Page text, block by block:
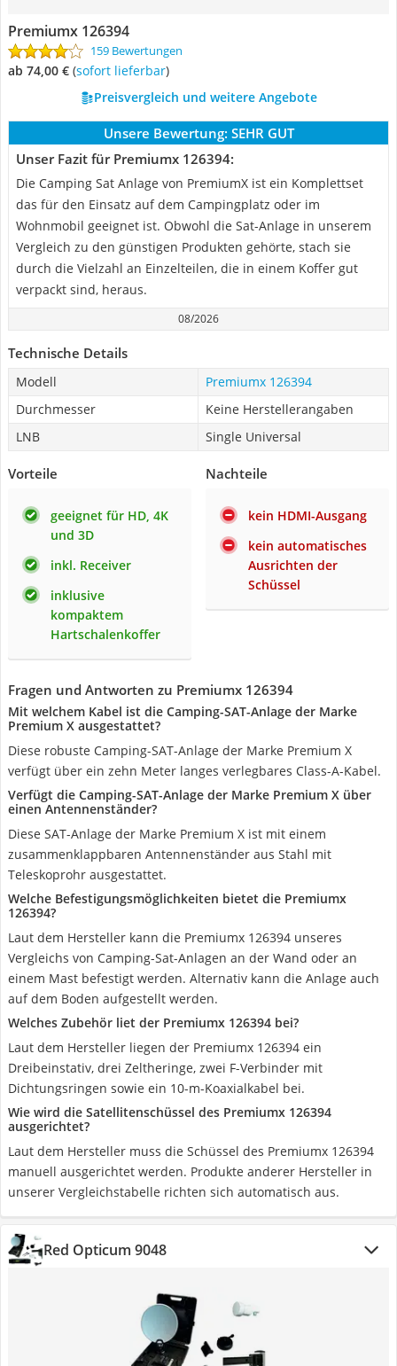
Premiumx 126394
159 Bewertungen
ab 74,00 € ( Sofort lieferbar)
Preisvergleich und weitere Angebote
Unsere Bewertung: SEHR GUT
Unser Fazit für Premiumx 126394:
Die Camping Sat Anlage von PremiumX ist ein Komplettset
das für den Einsatz auf dem Campingplatz oder im
Wohnmobil geeignet ist. Obwohl die Sat-Anlage in unserem
Vergleich zu den günstigen Produkten gehörte, stach sie
durch die Vielzahl an Einzelteilen, die in einem Koffer gut
verpackt sind, heraus.
08/2026
Technische Details
Modell
Premiumx 126394
Durchmesser
Keine Herstellerangaben
LNB
Single Universal
Vorteile
geeignet für HD, 4K
und 3D
inkl. Receiver
inklusive
kompaktem
Hartschalenkoffer
Nachteile
kein HDMI-Ausgang
kein automatisches
Ausrichten der
Schüssel
Fragen und Antworten zu Premiumx 126394
Mit welchem Kabel ist die Camping-SAT-Anlage der Marke
Premium X ausgestattet?
Diese robuste Camping-SAT-Anlage der Marke Premium X
verfügt über ein zehn Meter langes verlegbares Class-A-Kabel.
Verfügt die Camping-SAT-Anlage der Marke Premium X über
einen Antennenständer?
Diese SAT-Anlage der Marke Premium X ist mit einem
zusammenklappbaren Antennenständer aus Stahl mit
Teleskoprohr ausgestattet.
Welche Befestigungsmöglichkeiten bietet die Premiumx
126394?
Laut dem Hersteller kann die Premiumx 126394 unseres
Vergleichs von Camping-Sat-Anlagen an der Wand oder an
einem Mast befestigt werden. Alternativ kann die Anlage auch
auf dem Boden aufgestellt werden.
Welches Zubehör liet der Premiumx 126394 bei?
Laut dem Hersteller liegen der Premiumx 126394 ein
Dreibeinstativ, drei Zeltheringe, zwei F-Verbinder mit
Dichtungsringen sowie ein 10-m-Koaxialkabel bei.
Wie wird die Satellitenschüssel des Premiumx 126394
ausgerichtet?
Laut dem Hersteller muss die Schüssel des Premiumx 126394
manuell ausgerichtet werden. Produkte anderer Hersteller in
unserer Vergleichstabelle richten sich automatisch aus.
Red Opticum 9048